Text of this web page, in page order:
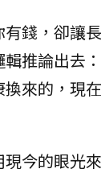
錢，卻讓
推論出去
來的，現
今的眼光